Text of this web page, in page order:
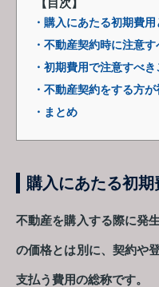
【目次】
・購入にあたる初期費
・不動産契約時に注意
・初期費用で注意すべ
・不動産契約をする方
・まとめ
購入にあたる初
不動産を購入する際に発
の価格とは別に、契約や
支払う費用の総称です。